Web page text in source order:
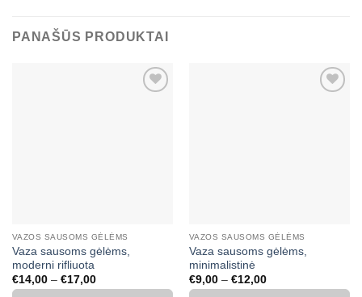
PANAŠŪS PRODUKTAI
VAZOS SAUSOMS GĖLĖMS
Vaza sausoms gėlėms,
moderni rifliuota
€14,00 – €17,00Price
range:
VAZOS SAUSOMS GĖLĖMS
Vaza sausoms gėlėms,
minimalistinė
€9,00 – €12,00Price
range: